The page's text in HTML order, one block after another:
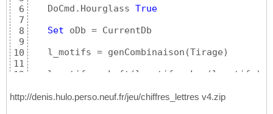
22
23
24
25
6
7
8
9
10
11
12
14
   DoCmd.Hourglass
True
Set oDb = CurrentDb
   l_motifs = genCombinaison
(Tirage)
   l_motifs = Left
(l_motifs, Len (l_motifs )
   sql_mots =
"SELECT mot " & _
http://denis.hulo.perso.neuf.fr/jeu/chiffres_lettres v4.zip